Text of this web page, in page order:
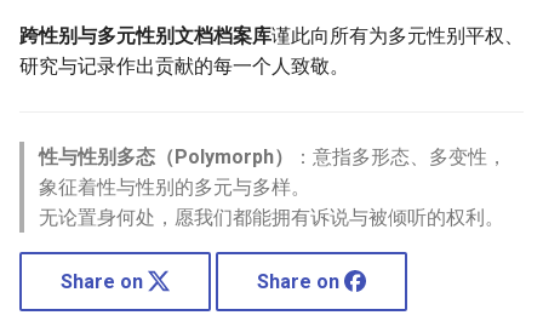
跨性别与多元性别文档档案库谨此向所有为多元性别平权、
研究与记录作出贡献的每一个人致敬。
性与性别多态（Polymorph）
：意指多形态、多变性，
象征着性与性别的多元与多样。
无论置身何处，愿我们都能拥有诉说与被倾听的权利。
Share on Share on